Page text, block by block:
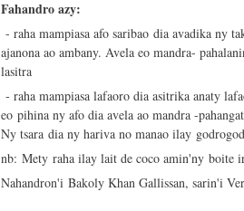
Fahandro azy:
- raha mampiasa afo saribao dia avadika ny
ajanona ao ambany. Avela eo mandra-
lasitra
- raha mampiasa lafaoro dia asitrika anaty
eo pihina ny afo dia avela ao mandra -
Ny tsara dia ny hariva no manao ilay
nb: Mety raha ilay lait de coco amin'ny boite
Nahandron'i Bakoly Khan Gallissan, sarin'i